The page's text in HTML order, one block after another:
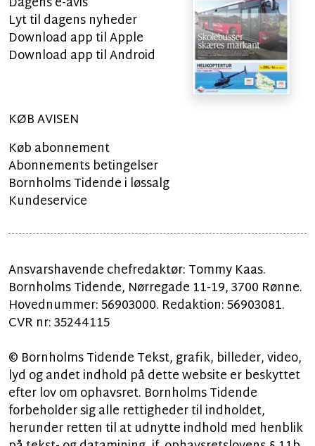
Lyt til dagens nyheder
Download app til Apple
Download app til Android
KØB AVISEN
Køb abonnement
Abonnements betingelser
Bornholms Tidende i løssalg
Kundeservice
Ansvarshavende chefredaktør: Tommy Kaas.
Bornholms Tidende, Nørregade 11-19, 3700 Rønne.
Hovednummer: 56903000. Redaktion: 56903081.
CVR nr: 35244115
© Bornholms Tidende Tekst, grafik, billeder, video,
lyd og andet indhold på dette website er beskyttet
efter lov om ophavsret. Bornholms Tidende
forbeholder sig alle rettigheder til indholdet,
herunder retten til at udnytte indhold med henblik